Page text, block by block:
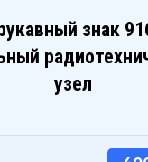
знак
узел